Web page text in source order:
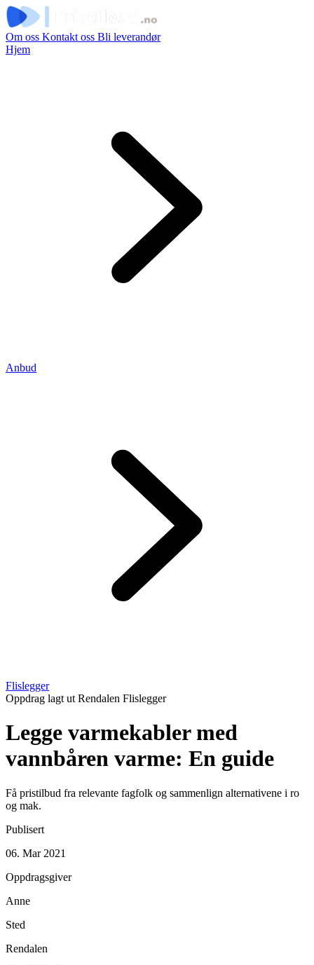
Om oss Kontakt oss Bli leverandør
Hjem
Anbud
Flislegger
Oppdrag lagt ut Rendalen Flislegger
Legge varmekabler med
vannbåren varme: En guide
Få pristilbud fra relevante fagfolk og sammenlign alternativene i ro
og mak.
Publisert
06. Mar 2021
Oppdragsgiver
Anne
Sted
Rendalen